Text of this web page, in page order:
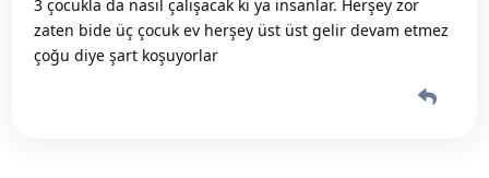
3 çocukla da nasıl çalışacak ki ya insanlar. Herşey zor
zaten bide üç çocuk ev herşey üst üst gelir devam etmez
çoğu diye şart koşuyorlar